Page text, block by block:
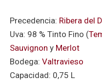
Precedencia: Ribera del
Uva: 98 % Tinto Fino (
Sauvignon y Merlot
Bodega: Valtravieso
Capacidad: 0,75 L